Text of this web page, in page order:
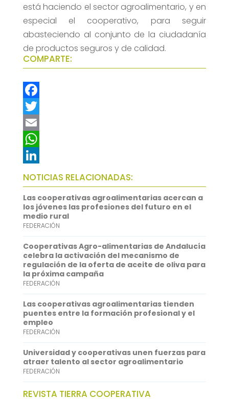
está haciendo el sector agroalimentario, y en
especial el cooperativo, para seguir
abasteciendo al conjunto de la ciudadanía
de productos seguros y de calidad.
COMPARTE:
F
a
c
e
b
o
o
k
T
w
t
t
e
r
E
m
a
i
l
W
h
a
t
s
A
p
p
L
i
n
k
e
d
I
n
NOTICIAS RELACIONADAS:
Las cooperativas agroalimentarias acercan a
los jóvenes las profesiones del futuro en el
medio rural
FEDERACIÓN
Cooperativas Agro-alimentarias de Andalucía
celebra la activación del mecanismo de
regulación de la oferta de aceite de oliva para
la próxima campaña
FEDERACIÓN
Las cooperativas agroalimentarias tienden
puentes entre la formación profesional y el
empleo
FEDERACIÓN
Universidad y cooperativas unen fuerzas para
atraer talento al sector agroalimentario
FEDERACIÓN
REVISTA TIERRA COOPERATIVA